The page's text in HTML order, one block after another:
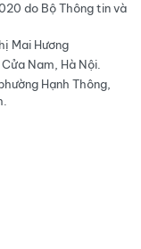
do Bộ Thông tin và
Mai Hương
Nam, Hà Nội.
Hạnh Thông,